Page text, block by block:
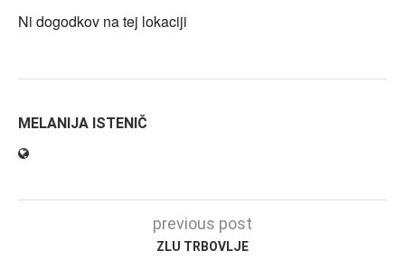
Ni dogodkov na tej lokaciji
MELANIJA ISTENIČ
previous post
ZLU TRBOVLJE